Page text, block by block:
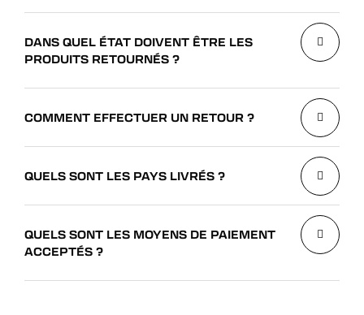
DANS QUEL ÉTAT DOIVENT ÊTRE LES
PRODUITS RETOURNÉS ?
COMMENT EFFECTUER UN RETOUR ?
QUELS SONT LES PAYS LIVRÉS ?
QUELS SONT LES MOYENS DE PAIEMENT
ACCEPTÉS ?